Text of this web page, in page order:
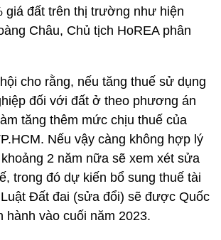
giá đất trên thị trường như hiện
Châu, Chủ tịch HoREA phân
cho rằng, nếu tăng thuế sử dụng
đối với đất ở theo phương án
tăng thêm mức chịu thuế của
Nếu vậy càng không hợp lý
2 năm nữa sẽ xem xét sửa
trong đó dự kiến bổ sung thuế tài
Đất đai (sửa đổi) sẽ được Quốc
hành vào cuối năm 2023.